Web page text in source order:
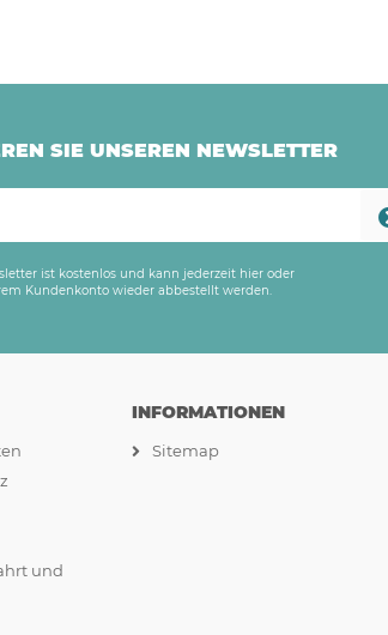
SIE UNSEREN NEWSLETTER
ist kostenlos und kann jederzeit hier oder
Kundenkonto wieder abbestellt werden.
und
INFORMATIONEN
Sitemap